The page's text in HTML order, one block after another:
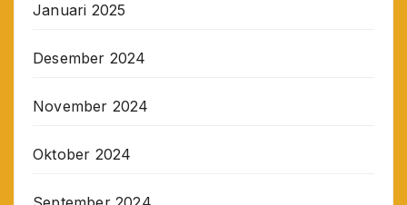
Januari 2025
Desember 2024
November 2024
Oktober 2024